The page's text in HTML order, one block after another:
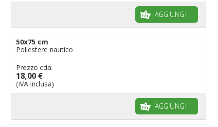
AGGIUNGI
50x75 cm
Poliestere nautico
Prezzo cda:
18,00 €
(IVA inclusa)
AGGIUNGI